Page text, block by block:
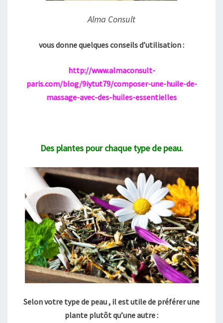
Alma Consult
vous donne quelques conseils d’utilisation :
http://www.almaconsult-
paris.com/blog/9iytut79/composer-une-huile-de-
massage-avec-des-huiles-essentielles
Des plantes pour chaque type de peau.
Selon votre type de peau , il est utile de préférer une
plante plutôt qu’une autre :